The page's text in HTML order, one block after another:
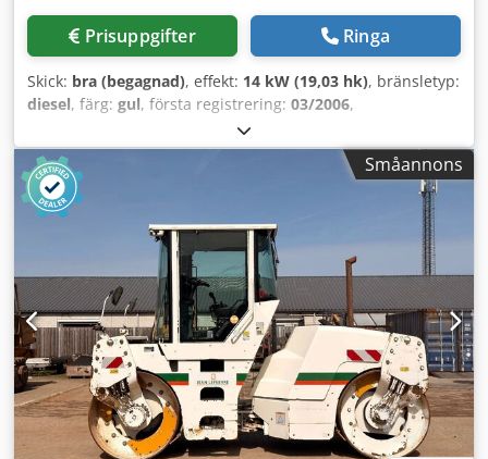
Prisuppgifter Ringa
Skick: bra (begagnad), effekt: 14 kW (19,03 hk), bränsletyp:
diesel, färg: gul, första registrering: 03/2006,
, drifttimmar:
Drivning: Larvband Antal cylindrar: 3 Crjdpfow Hpqrox
Adqef Egenvikt: 1 720 kg Tekniskt skick: bra Optiskt skick:
bra Pris: På förfrågan Serienummer: JBB00645 Kontakta
Ernst van Hek för mer information.
Småannons